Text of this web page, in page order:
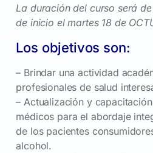
La duración del curso será
de inicio el martes 18 de
Los objetivos son:
– Brindar una actividad
profesionales de salud
– Actualización y
médicos para el abordaje
de los pacientes
alcohol.